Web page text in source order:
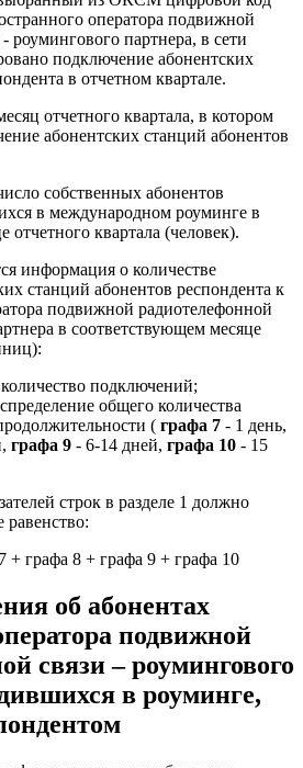
оператора подвижной
роумингового партнера, в сети
подключение абонентских
в отчетном квартале.
отчетного квартала, в котором
абонентских станций абонентов
собственных абонентов
в международном роуминге в
отчетного квартала (человек).
информация о количестве
станций абонентов респондента к
подвижной радиотелефонной
в соответствующем месяце
подключений;
общего количества
( графа 7 - 1 день,
графа 9 - 6-14 дней, графа 10 - 15
строк в разделе 1 должно
+ графа 8 + графа 9 + графа 10
об абонентах
подвижной
связи – роумингового
в роуминге,